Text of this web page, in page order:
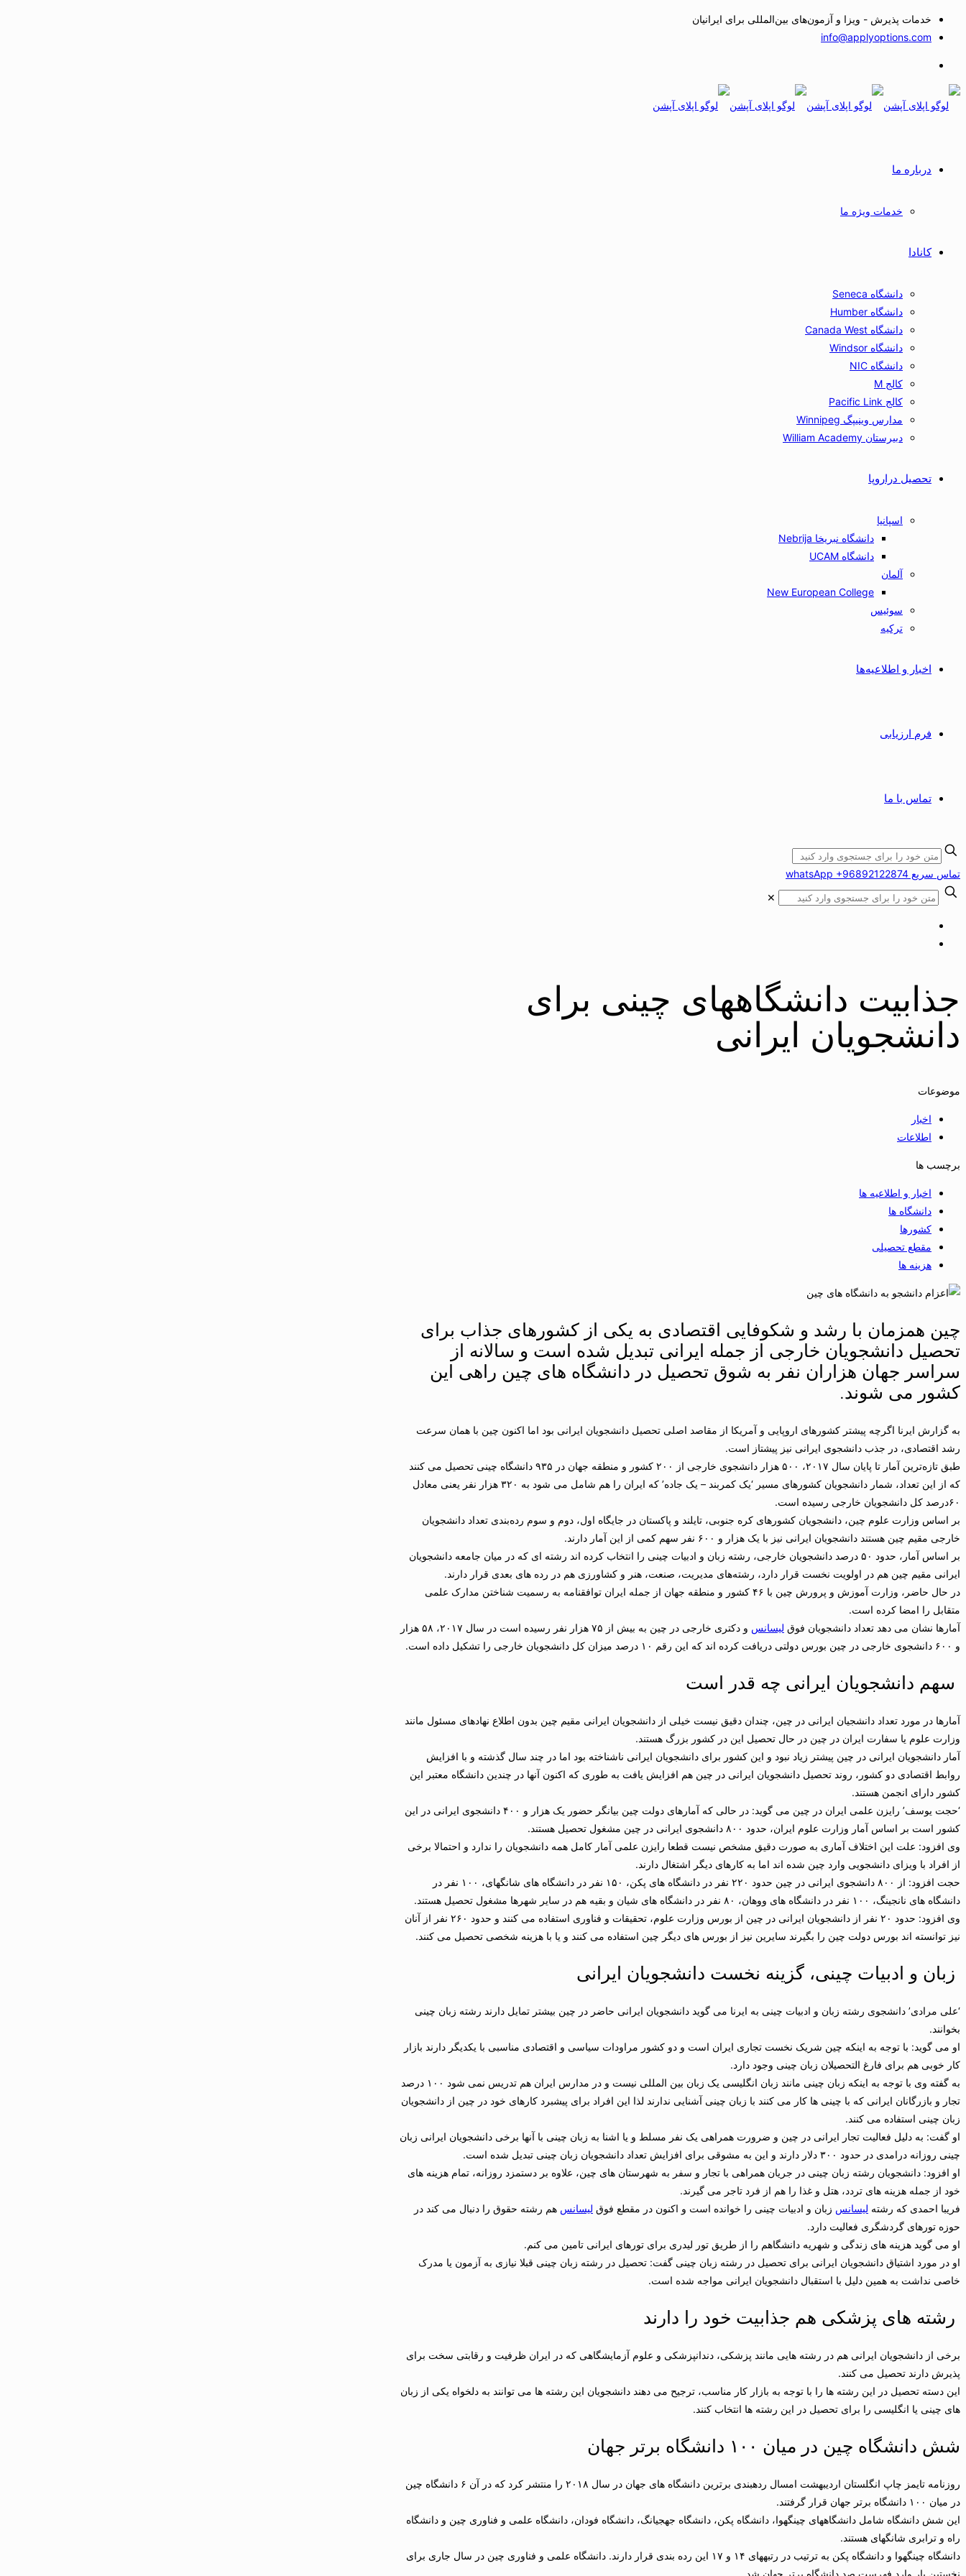
خدمات پذیرش - ویزا و آزمون‌های بین‌المللی برای ایرانیان
info@applyoptions.com
درباره ما
خدمات ویژه ما
کانادا
دانشگاه Seneca
دانشگاه Humber
دانشگاه Canada West
دانشگاه Windsor
دانشگاه NIC
کالج M
کالج Pacific Link
مدارس وینیپگ Winnipeg
دبیرستان William Academy
تحصیل دراروپا
اسپانیا
دانشگاه نبریخا Nebrija
دانشگاه UCAM
آلمان
New European College
سوئیس
ترکیه
اخبار و اطلاعیه‌ها
فرم ارزیابی
تماس با ما
تماس سریع whatsApp +96892122874
✕
جذابیت دانشگاههای چینی برای
دانشجویان ایرانی
موضوعات
اخبار
اطلاعات
برچسب ها
اخبار و اطلاعیه ها
دانشگاه ها
کشورها
مقطع تحصیلی
هزینه ها
چین همزمان با رشد و شکوفایی اقتصادی به یکی از کشورهای جذاب برای
تحصیل دانشجویان خارجی از جمله ایرانی تبدیل شده است و سالانه از
سراسر جهان هزاران نفر به شوق تحصیل در دانشگاه های چین راهی این
کشور می شوند.
به گزارش ایرنا اگرچه پیشتر کشورهای اروپایی و آمریکا از مقاصد اصلی تحصیل دانشجویان ایرانی بود اما اکنون چین با همان سرعت
رشد اقتصادی، در جذب دانشجوی ایرانی نیز پیشتاز است.
طبق تازه‌ترین آمار تا پایان سال ۲۰۱۷، ۵۰۰ هزار دانشجوی خارجی از ۲۰۰ کشور و منطقه جهان در ۹۳۵ دانشگاه چینی تحصیل می کنند
که از این تعداد، شمار دانشجویان کشورهای مسیر ‘یک کمربند – یک جاده’ که ایران را هم شامل می شود به ۳۲۰ هزار نفر یعنی معادل
۶۰درصد کل دانشجویان خارجی رسیده است.
بر اساس وزارت علوم چین، دانشجویان کشورهای کره جنوبی، تایلند و پاکستان در جایگاه اول، دوم و سوم رده‌بندی تعداد دانشجویان
خارجی مقیم چین هستند دانشجویان ایرانی نیز با یک هزار و ۶۰۰ نفر سهم کمی از این آمار دارند.
بر اساس آمار، حدود ۵۰ درصد دانشجویان خارجی، رشته زبان و ادبیات چینی را انتخاب کرده اند رشته ای که در میان جامعه دانشجویان
ایرانی مقیم چین هم در اولویت نخست قرار دارد، رشته‌های مدیریت، صنعت، هنر و کشاورزی هم در رده های بعدی قرار دارند.
در حال حاضر، وزارت آموزش و پرورش چین با ۴۶ کشور و منطقه جهان از جمله ایران توافقنامه به رسمیت شناختن مدارک علمی
متقابل را امضا کرده است.
آمارها نشان می دهد تعداد دانشجویان فوق لیسانس
و دکتری خارجی در چین به بیش از ۷۵ هزار نفر رسیده است در سال ۲۰۱۷، ۵۸ هزار
و ۶۰۰ دانشجوی خارجی در چین بورس دولتی دریافت کرده اند که این رقم ۱۰ درصد میزان کل دانشجویان خارجی را تشکیل داده ‌است.
سهم دانشجویان ایرانی چه قدر است
آمارها در مورد تعداد دانشجیان ایرانی در چین، چندان دقیق نیست خیلی از دانشجویان ایرانی مقیم چین بدون اطلاع نهادهای مسئول مانند
وزارت علوم یا سفارت ایران در چین در حال تحصیل این در کشور بزرگ هستند.
آمار دانشجویان ایرانی در چین پیشتر زیاد نبود و این کشور برای دانشجویان ایرانی ناشناخته بود اما در چند سال گذشته و با افزایش
روابط اقتصادی دو کشور، روند تحصیل دانشجویان ایرانی در چین هم افزایش یافت به طوری که اکنون آنها در چندین دانشگاه معتبر این
کشور دارای انجمن هستند.
‘حجت یوسف’ رایزن علمی ایران در چین می گوید: در حالی که آمارهای دولت چین بیانگر حضور یک هزار و ۴۰۰ دانشجوی ایرانی در این
کشور است بر اساس آمار وزارت علوم ایران، حدود ۸۰۰ دانشجوی ایرانی در چین مشغول تحصیل هستند.
وی افزود: علت این اختلاف آماری به صورت دقیق مشخص نیست قطعا رایزن علمی آمار کامل همه دانشجویان را ندارد و احتمالا برخی
از افراد با ویزای دانشجویی وارد چین شده اند اما به کارهای دیگر اشتغال دارند.
حجت افزود: از ۸۰۰ دانشجوی ایرانی در چین حدود ۲۲۰ نفر در دانشگاه های پکن، ۱۵۰ نفر در دانشگاه های شانگهای، ۱۰۰ نفر در
دانشگاه های نانجینگ، ۱۰۰ نفر در دانشگاه های ووهان، ۸۰ نفر در دانشگاه های شیان و بقیه هم در سایر شهرها مشغول تحصیل هستند.
وی افزود: حدود ۲۰ نفر از دانشجویان ایرانی در چین از بورس وزارت علوم، تحقیقات و فناوری استفاده می کنند و حدود ۲۶۰ نفر از آنان
نیز توانسته اند بورس دولت چین را بگیرند سایرین نیز از بورس های دیگر چین استفاده می کنند و یا با هزینه شخصی تحصیل می کنند.
زبان و ادبیات چینی، گزینه نخست دانشجویان ایرانی
‘علی مرادی’ دانشجوی رشته زبان و ادبیات چینی به ایرنا می گوید دانشجویان ایرانی حاضر در چین بیشتر تمایل دارند رشته زبان چینی
بخوانند.
او می گوید: با توجه به اینکه چین شریک نخست تجاری ایران است و دو کشور مراودات سیاسی و اقتصادی مناسبی با یکدیگر دارند بازار
کار خوبی هم برای فارغ التحصیلان زبان چینی وجود دارد.
به گفته وی با توجه به اینکه زبان چینی مانند زبان انگلیسی یک زبان بین المللی نیست و در مدارس ایران هم تدریس نمی شود ۱۰۰ درصد
تجار و بازرگانان ایرانی که با چینی ها کار می کنند با زبان چینی آشنایی ندارند لذا این افراد برای پیشبرد کارهای خود در چین از دانشجویان
زبان چینی استفاده می کنند.
او گفت: به دلیل فعالیت تجار ایرانی در چین و ضرورت همراهی یک نفر مسلط و یا اشنا به زبان چینی با آنها برخی دانشجویان ایرانی زبان
چینی روزانه درامدی در حدود ۳۰۰ دلار دارند و این به مشوقی برای افزایش تعداد دانشجویان زبان چینی تبدیل شده است.
او افزود: دانشجویان رشته زبان چینی در جریان همراهی با تجار و سفر به شهرستان های چین، علاوه بر دستمزد روزانه، تمام هزینه های
خود از جمله هزینه های تردد، هتل و غذا را هم از فرد تاجر می گیرند.
فریبا احمدی که رشته لیسانس زبان و ادبیات چینی را خوانده است و اکنون در مقطع فوق لیسانس هم رشته حقوق را دنبال می کند در
حوزه تورهای گردشگری فعالیت دارد.
او می گوید هزینه های زندگی و شهریه دانشگاهم را از طریق تور لیدری برای تورهای ایرانی تامین می کنم.
او در مورد اشتیاق دانشجویان ایرانی برای تحصیل در رشته زبان چینی گفت: تحصیل در رشته زبان چینی قبلا نیازی به آزمون یا مدرک
خاصی نداشت به همین دلیل با استقبال دانشجویان ایرانی مواجه شده است.
رشته های پزشکی هم جذابیت خود را دارند
برخی از دانشجویان ایرانی هم در رشته هایی مانند پزشکی، دندانپزشکی و علوم آزمایشگاهی که در ایران ظرفیت و رقابتی سخت برای
پذیرش دارند تحصیل می کنند.
این دسته تحصیل در این رشته ها را با توجه به بازار کار مناسب، ترجیح می دهند دانشجویان این رشته ها می توانند به دلخواه یکی از زبان
های چینی یا انگلیسی را برای تحصیل در این رشته ها انتخاب کنند.
شش دانشگاه چین در میان ۱۰۰ دانشگاه برتر جهان
روزنامه تایمز چاپ انگلستان اردیبهشت امسال رده‎بندی برترین دانشگاه های جهان در سال ۲۰۱۸ را منتشر کرد که در آن ۶ دانشگاه چین
در میان ۱۰۰ دانشگاه برتر جهان قرار گرفتند.
این شش دانشگاه شامل دانشگاه‎های چینگ‎هوا، دانشگاه پکن، دانشگاه جه‎جیانگ، دانشگاه فودان، دانشگاه علمی و فناوری چین و دانشگاه
راه و ترابری شانگهای هستند.
دانشگاه ‎چینگ‎هوا و دانشگاه پکن به ترتیب در رتبه‎های ۱۴ و ۱۷ این رده بندی قرار دارند. دانشگاه علمی و فناوری چین در سال جاری برای
نخستین بار وارد فهرست صد دانشگاه برتر جهان شد.